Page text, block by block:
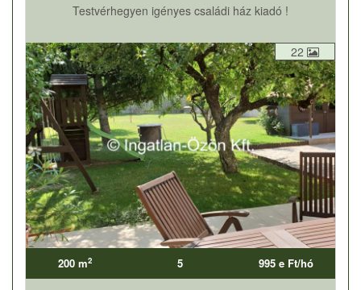
Testvérhegyen igényes családi ház kiadó !
22
200 m2 5 995 e Ft/hó